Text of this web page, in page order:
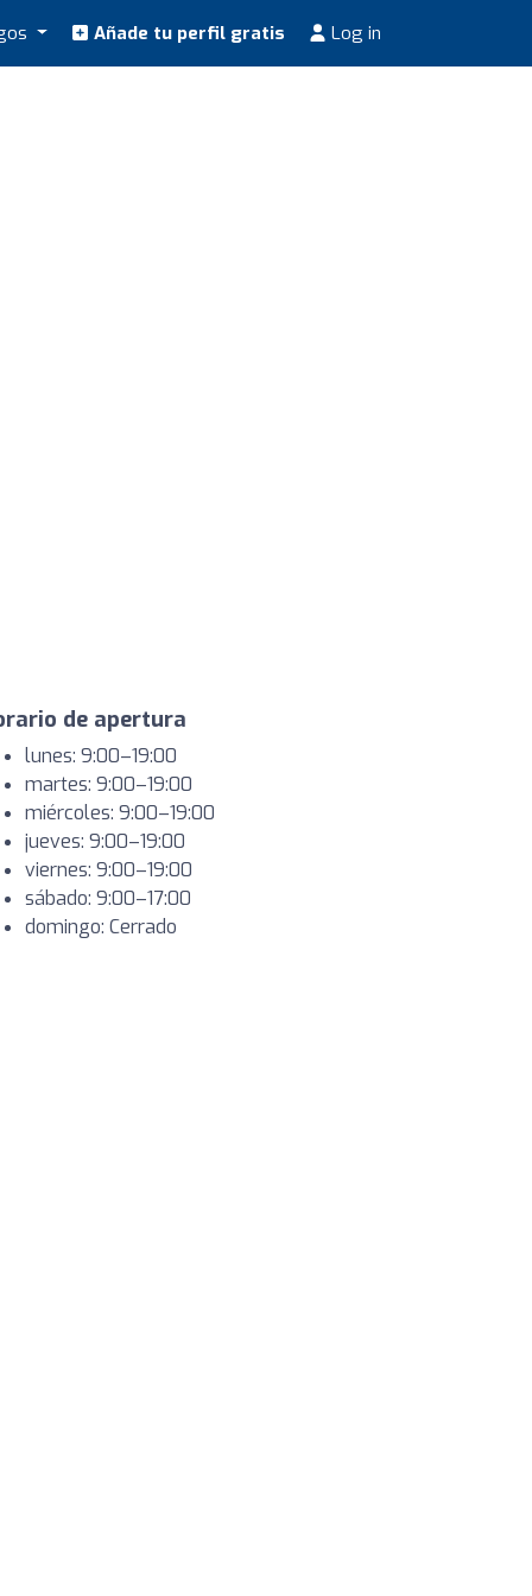
Añade tu perfil gratis Log in
de apertura
lunes: 9:00–19:00
martes: 9:00–19:00
miércoles: 9:00–19:00
jueves: 9:00–19:00
viernes: 9:00–19:00
sábado: 9:00–17:00
domingo: Cerrado